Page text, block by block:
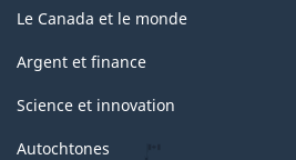
Le Canada et le monde
Argent et finance
Science et innovation
Autochtones